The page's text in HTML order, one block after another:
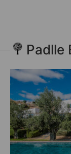
Padlle